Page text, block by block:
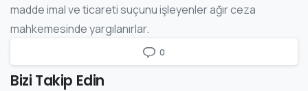
madde imal ve ticareti suçunu işleyenler ağır ceza
mahkemesinde yargılanırlar.
0
Bizi Takip Edin